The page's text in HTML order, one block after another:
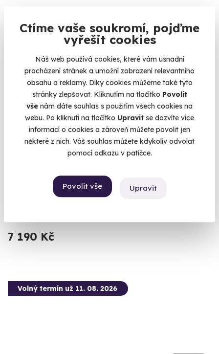
Ctíme vaše soukromí, pojďme
vyřešit cookies
Náš web používá cookies, které vám usnadní
procházení stránek a umožní zobrazení relevantního
obsahu a reklamy. Díky cookies můžeme také tyto
stránky zlepšovat. Kliknutím na tlačítko Povolit
vše nám dáte souhlas s použitím všech cookies na
webu. Po kliknutí na tlačítko Upravit se dozvíte více
informací o cookies a zároveň můžete povolit jen
některé z nich. Váš souhlas můžete kdykoliv odvolat
pomocí odkazu v patičce.
Povolit vše Upravit
8 170 Kč
Novinka
Let balónem - Vysoké Tatry
Dotkněte se nebe nad štíty Tater.
7 190 Kč
Volný termín už 11. 08. 2026